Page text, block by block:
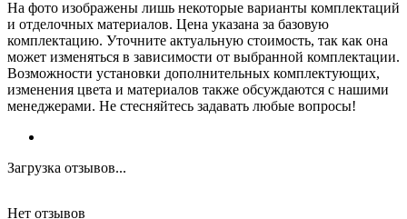
На фото изображены лишь некоторые варианты комплектаций
и отделочных материалов. Цена указана за базовую
комплектацию. Уточните актуальную стоимость, так как она
может изменяться в зависимости от выбранной комплектации.
Возможности установки дополнительных комплектующих,
изменения цвета и материалов также обсуждаются с нашими
менеджерами. Не стесняйтесь задавать любые вопросы!
Загрузка отзывов...
Нет отзывов